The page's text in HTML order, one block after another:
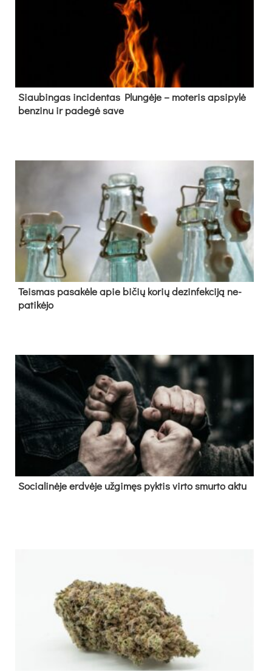
Siau­bin­gas in­ci­den­tas Plun­gė­je – mo­te­ris ap­si­py­lė
ben­zi­nu ir pa­de­gė sa­ve
Teis­mas pa­sa­kė­le apie bi­čių ko­rių de­zin­fek­ci­ją ne­
pa­ti­kė­jo
So­cia­li­nė­je erd­vė­je už­gi­męs pyk­tis vir­to smur­to ak­tu